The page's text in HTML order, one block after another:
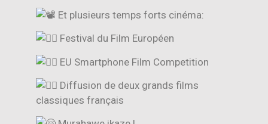
Et plusieurs temps forts cinéma:
Festival du Film Européen
EU Smartphone Film Competition
Diffusion de deux grands films
classiques français